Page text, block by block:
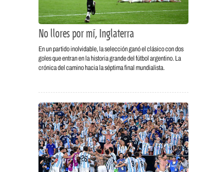
No llores por mí, Inglaterra
En un partido inolvidable, la selección ganó el clásico con dos
goles que entran en la historia grande del fútbol argentino. La
crónica del camino hacia la séptima final mundialista.